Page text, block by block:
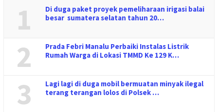
1
Di duga paket proyek pemeliharaan irigasi balai
besar sumatera selatan tahun 20…
2
Prada Febri Manalu Perbaiki Instalas Listrik
Rumah Warga di Lokasi TMMD Ke 129 K…
3
Lagi lagi di duga mobil bermuatan minyak ilegal
terang terangan lolos di Polsek …